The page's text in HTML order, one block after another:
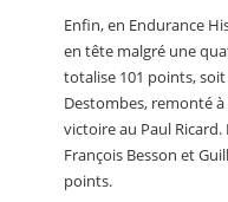
Enfin, en Endurance
en tête malgré une
totalise 101 points, soit
Destombes, remonté à
victoire au Paul Ricard.
François Besson et
points.